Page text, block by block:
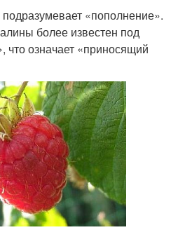
«пополнение».
более известен под
что означает «приносящий